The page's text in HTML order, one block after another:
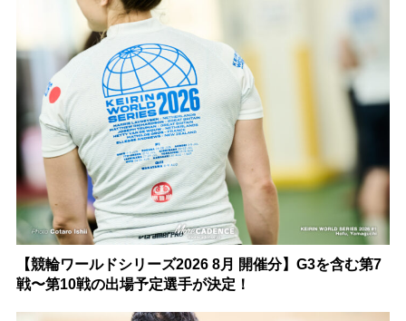
【競輪ワールドシリーズ2026 8月 開催分】G3を含む第7
戦〜第10戦の出場予定選手が決定！